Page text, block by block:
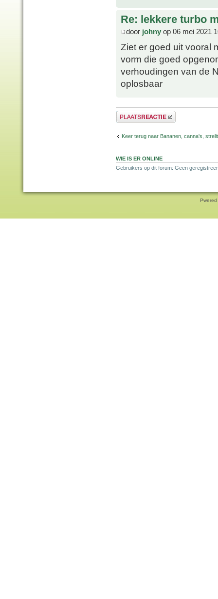
Re: lekkere turbo
door johny op 06 mei 2021
Ziet er goed uit vooral
vorm die goed
verhoudingen van de
oplosbaar
Plaats een reactie
Keer terug naar Bananen, canna's,
WIE IS ER ONLINE
Gebruikers op dit forum: Geen